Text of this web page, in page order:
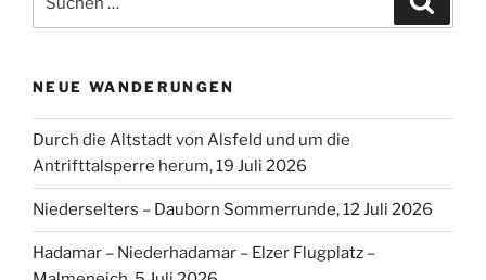
nach:
NEUE WANDERUNGEN
Durch die Altstadt von Alsfeld und um die
Antrifttalsperre herum, 19 Juli 2026
Niederselters – Dauborn Sommerrunde, 12 Juli 2026
Hadamar – Niederhadamar – Elzer Flugplatz –